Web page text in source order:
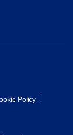
Policy